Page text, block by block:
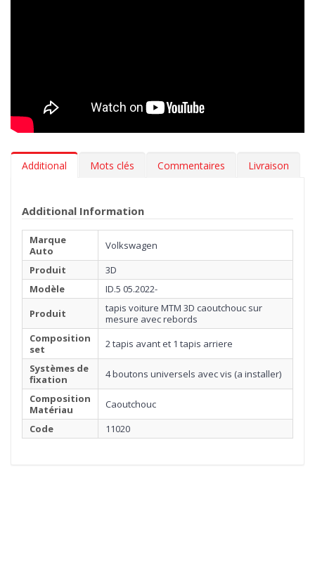
extrêmement faciles à nettoyer. Pour leur manutention il suffit
d'un simple jet d'eau.
parfum s'évapore en quelques semaines.***
Additional Mots clés Commentaires Livraison
Additional Information
Marque
Auto
Volkswagen
Produit
3D
Modèle
ID.5 05.2022-
Produit
tapis voiture MTM 3D caoutchouc sur
mesure avec rebords
Composition
set
2 tapis avant et 1 tapis arriere
Systèmes de
fixation
4 boutons universels avec vis (a installer)
Composition
Matériau
Caoutchouc
Code
11020